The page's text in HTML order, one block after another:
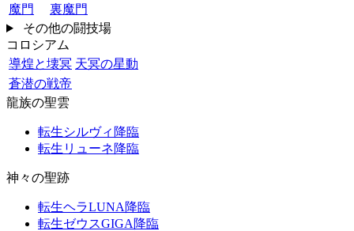
魔門
裏魔門
その他の闘技場
コロシアム
導煌と壊冥 天冥の星動
蒼潜の戦帝
龍族の聖雲
転生シルヴィ降臨
転生リューネ降臨
神々の聖跡
転生ヘラLUNA降臨
転生ゼウスGIGA降臨